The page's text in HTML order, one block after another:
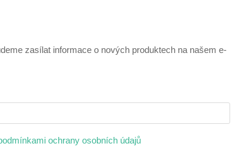
zasílat informace o nových produktech na našem e-
ochrany osobních údajů